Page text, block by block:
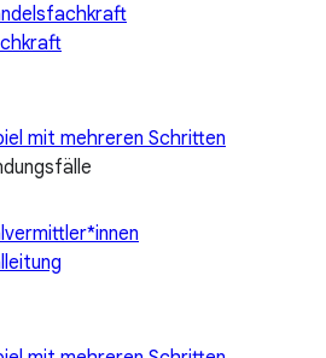
mit mehreren Schritten